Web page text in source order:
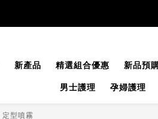
新產品 精選組合優惠 新品預
男士護理 孕婦護理
定型噴霧